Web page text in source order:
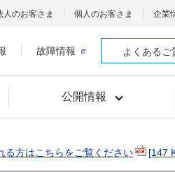
公開情報
人のお客さま 個人のお客さま 企業
故障情報 よくあるご
る方はこちらをご覧ください [147